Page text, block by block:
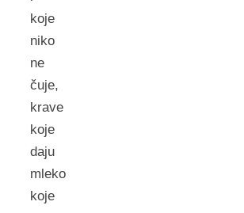
koje
niko
ne
čuje,
krave
koje
daju
mleko
koje